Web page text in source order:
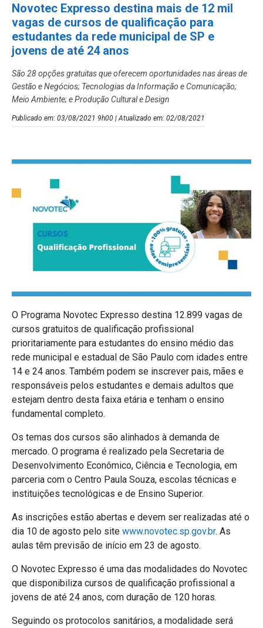
Novotec Expresso destina mais de 12 mil
vagas de cursos de qualificação para
estudantes da rede municipal de SP e
jovens de até 24 anos
São 28 opções gratuitas que oferecem oportunidades nas áreas de
Gestão e Negócios; Tecnologias da Informação e Comunicação;
Meio Ambiente; e Produção Cultural e Design
Publicado em: 03/08/2021 9h00 | Atualizado em: 02/08/2021
O Programa Novotec Expresso destina 12.899 vagas de
cursos gratuitos de qualificação profissional
prioritariamente para estudantes do ensino médio das
rede municipal e estadual de São Paulo com idades entre
14 e 24 anos. Também podem se inscrever pais, mães e
responsáveis pelos estudantes e demais adultos que
estejam dentro desta faixa etária e tenham o ensino
fundamental completo.
Os temas dos cursos são alinhados à demanda de
mercado. O programa é realizado pela Secretaria de
Desenvolvimento Econômico, Ciência e Tecnologia, em
parceria com o Centro Paula Souza, escolas técnicas e
instituições tecnológicas e de Ensino Superior.
As inscrições estão abertas e devem ser realizadas até o
dia 10 de agosto pelo site www.novotec.sp.gov.br. As
aulas têm previsão de início em 23 de agosto.
O Novotec Expresso é uma das modalidades do Novotec
que disponibiliza cursos de qualificação profissional a
jovens de até 24 anos, com duração de 120 horas.
Seguindo os protocolos sanitários, a modalidade será